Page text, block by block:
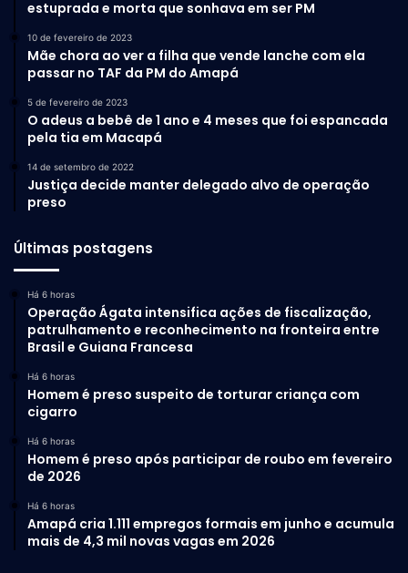
estuprada e morta que sonhava em ser PM
10 de fevereiro de 2023
Mãe chora ao ver a filha que vende lanche com ela
passar no TAF da PM do Amapá
5 de fevereiro de 2023
O adeus a bebê de 1 ano e 4 meses que foi espancada
pela tia em Macapá
14 de setembro de 2022
Justiça decide manter delegado alvo de operação
preso
Últimas postagens
Há 6 horas
Operação Ágata intensifica ações de fiscalização,
patrulhamento e reconhecimento na fronteira entre
Brasil e Guiana Francesa
Há 6 horas
Homem é preso suspeito de torturar criança com
cigarro
Há 6 horas
Homem é preso após participar de roubo em fevereiro
de 2026
Há 6 horas
Amapá cria 1.111 empregos formais em junho e acumula
mais de 4,3 mil novas vagas em 2026